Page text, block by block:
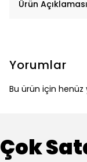
Ürün Açıklaması
Yorumlar
Bu ürün için henüz
Çok